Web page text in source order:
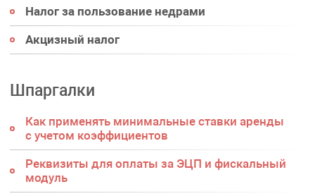
Налог за пользование недрами
Акцизный налог
Шпаргалки
Как применять минимальные ставки аренды
с учетом коэффициентов
Реквизиты для оплаты за ЭЦП и фискальный
модуль